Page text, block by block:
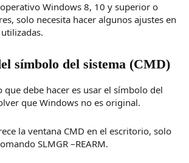
Windows 8, 10 y superior o
solo necesita hacer algunos ajustes en
símbolo del sistema (CMD)
debe hacer es usar el símbolo del
que Windows no es original.
la ventana CMD en el escritorio, solo
SLMGR –REARM.